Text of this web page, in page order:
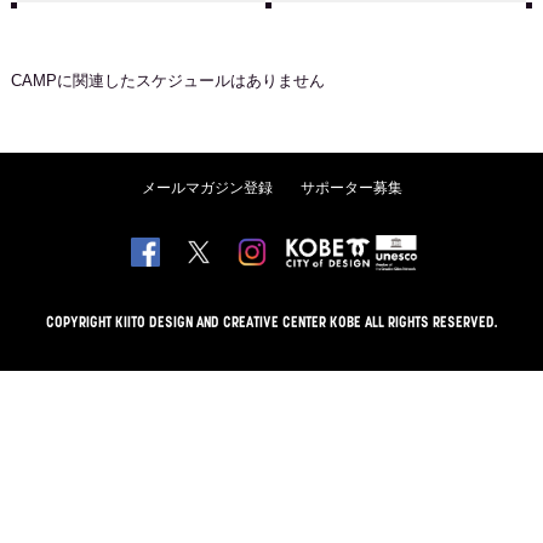
CAMPに関連したスケジュールはありません
メールマガジン登録 サポーター募集
COPYRIGHT KIITO DESIGN AND CREATIVE CENTER KOBE ALL RIGHTS RESERVED.